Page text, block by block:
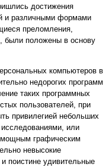
достижения
и различными формами
преломления,
были положены в основу
компьютеров в
недорогих программ
таких программных
пользователей, при
привилегией небольших
или
графическим
невысокие
поистине удивительные